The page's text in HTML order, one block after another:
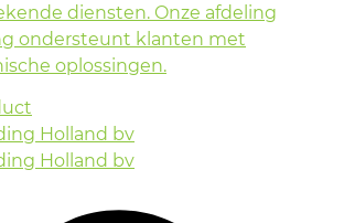
diensten. Onze afdeling
ondersteunt klanten met
oplossingen.